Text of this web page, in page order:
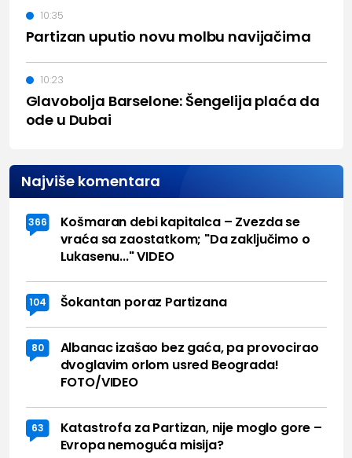
Partizan uputio novu molbu navijačima
10:35
Glavobolja Barselone: Šengelija plaća da
ode u Dubai
10:23
Najviše komentara
366
Košmaran debi kapitalca – Zvezda se
vraća sa zaostatkom; "Da zaključimo o
Lukasenu..." VIDEO
104 Šokantan poraz Partizana
80
Albanac izašao bez gaća, pa provocirao
dvoglavim orlom usred Beograda!
FOTO/VIDEO
63
Katastrofa za Partizan, nije moglo gore –
Evropa nemoguća misija?